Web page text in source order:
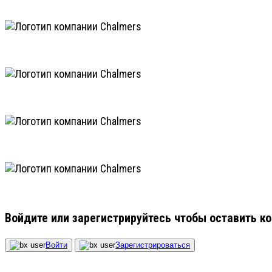
Войдите или зарегистрируйтесь чтобы оставить
Войти Зарегистрироваться